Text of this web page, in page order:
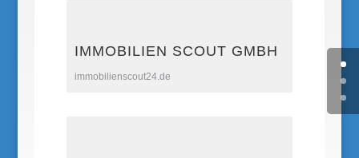
IMMOBILIEN SCOUT GMBH
immobilienscout24.de